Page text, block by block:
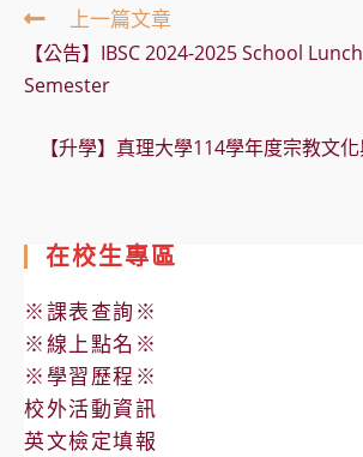
Read
more
articles
上一篇文章
【公告】IBSC 2024-2025 School
Semester
【升學】真理大學114學年度宗教文
在校生專區
※課表查詢※
※線上點名※
※學習歷程※
校外活動資訊
英文檢定填報